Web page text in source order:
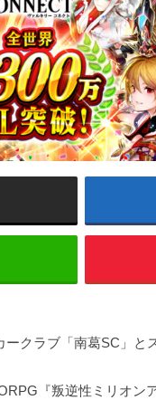
ークラブ「南葛SC」と
『叛逆性ミリオン